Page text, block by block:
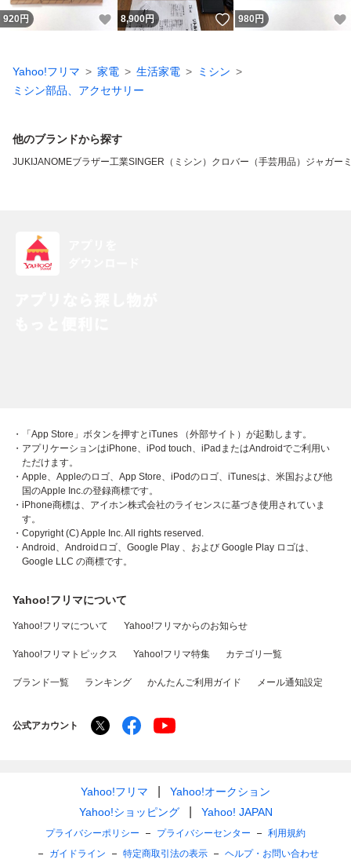
920 円 いいね！
8,900円 いいね！
980 円
Yahoo!フリマ 家電 生活家電
ミシン
ミシン部品、アクセサリー
他のブランドから探す
JUKI JANOMEブラザー工業SINGER（ミシン） クロバー（手芸用品） ジャガー
・「App Store」ボタンを押すとiTunes （外部サイト）が起動します。
・アプリケーションはiPhone、iPod touch、iPadまたはAndroidでご利用い
ただけます。
・Apple、Appleのロゴ、App Store、iPodのロゴ、iTunesは、米国および他
国のApple Inc.の登録商標です。
・iPhone商標は、アイホン株式会社のライセンスに基づき使用されていま
す。
・Copyright (C) Apple Inc. All rights reserved.
・Android、Androidロゴ、Google Play 、および Google Play ロゴは、
Google LLC の商標です。
Yahoo!フリマについて
Yahoo!フリマについて Yahoo!フリマからのお知らせ
Yahoo!フリマトピックス Yahoo!フリマ特集 カテゴリ一覧
ブランド一覧 ランキング かんたんご利用ガイド メール通知設定
公式アカウント
Yahoo!フリマ
Yahoo!オークション
Yahoo!ショッピング
Yahoo! JAPAN
プライバシーポリシー プライバシーセンター
利用規約
ガイドライン
特定商取引法の表示 ヘルプ・お問い合わせ